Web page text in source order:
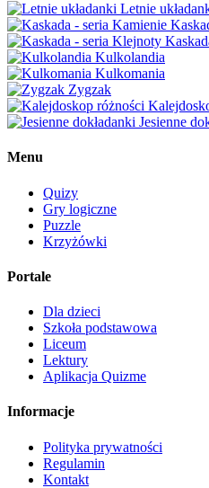
Letnie
Kulkolandia
Kulkomania
Zygzak
Jesienne
Menu
Quizy
Gry logiczne
Puzzle
Krzyżówki
Portale
Dla dzieci
Szkoła podstawowa
Liceum
Lektury
Aplikacja Quizme
Informacje
Polityka prywatności
Regulamin
Kontakt